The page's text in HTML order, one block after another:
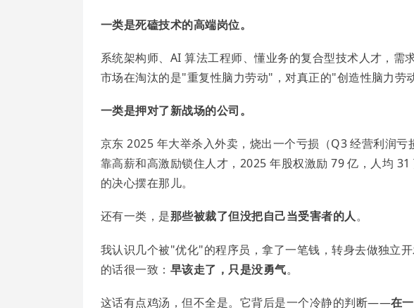
一类是死磕技术的高端岗位。
系统架构师、AI 算法工程师、懂业务的复合型技术人才，需
市场在淘汰的是"重复性脑力劳动"，对真正的"创造性脑力劳
一类是押对了新战场的公司。
京东 2025 年大举杀入外卖，烧出一个亏损（Q3 经营利润
靠高薪和高激励锁住人才，2025 年股权激励 79 亿，人均
的决心摆在那儿。
还有一类，是那些被裁了但没把自己当受害者的人。
我认识几个被"优化"的程序员，拿了一笔钱，转身去做独立
的话很一致： 早该走了，只是没勇气。
这话有点鸡汤，但不全是。它背后是一个冷静的判断——在